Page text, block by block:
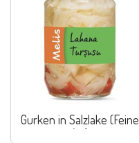
Gurken in Salzlake (Feine
Art)